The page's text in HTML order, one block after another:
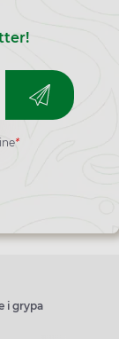
*
i grypa